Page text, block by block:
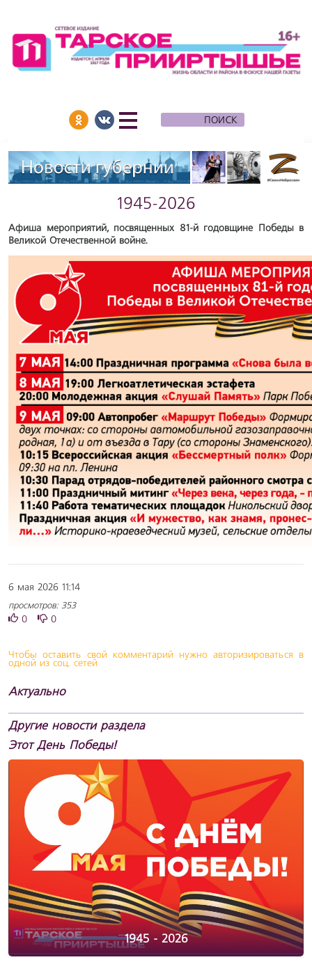
1945-2026
Афиша мероприятий, посвященных 81-й годовщине Победы в
Великой Отечественной войне.
6 мая 2026 11:14
просмотров: 353
0 0
Чтобы оставить свой комментарий нужно авторизироваться в
одной из соц. сетей
Актуально
Другие новости раздела
Этот День Победы!
1945 - 2026